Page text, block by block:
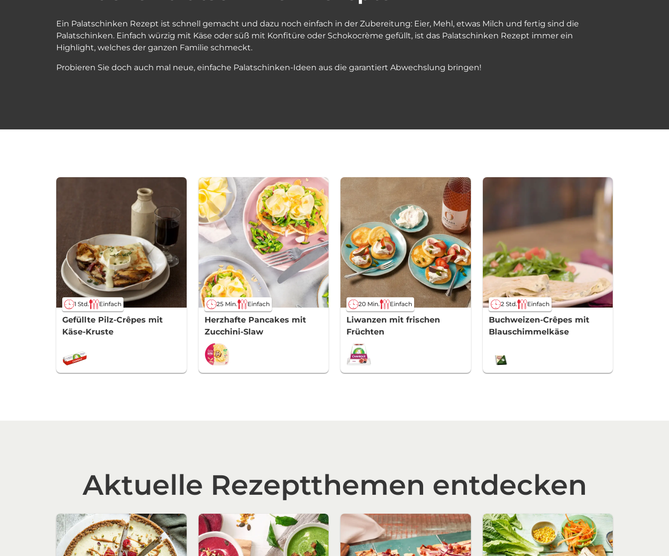
Ein Palatschinken Rezept ist schnell gemacht und dazu noch einfach in der Zubereitung: Eier, Mehl, etwas Milch und fertig sind die
Palatschinken. Einfach würzig mit Käse oder süß mit Konfitüre oder Schokocrème gefüllt, ist das Palatschinken Rezept immer ein
Highlight, welches der ganzen Familie schmeckt.
Probieren Sie doch auch mal neue, einfache Palatschinken-Ideen aus die garantiert Abwechslung bringen!
1 Std. Einfach
Gefüllte Pilz-Crêpes mit
Käse-Kruste
25 Min. Einfach
Herzhafte Pancakes mit
Zucchini-Slaw
20 Min. Einfach
Liwanzen mit frischen
Früchten
2 Std. Einfach
Buchweizen-Crêpes mit
Blauschimmelkäse
Aktuelle Rezeptthemen entdecken